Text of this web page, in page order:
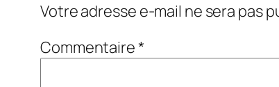
Votre adresse e-mail ne sera pas
Commentaire*